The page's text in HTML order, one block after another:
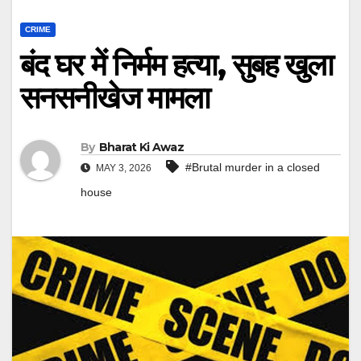
CRIME
बंद घर में निर्मम हत्या, सुबह खुला
सनसनीखेज मामला
By Bharat Ki Awaz
MAY 3, 2026
#Brutal murder in a closed
house